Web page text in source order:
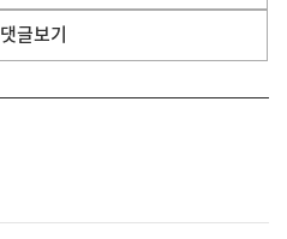
댓글보기